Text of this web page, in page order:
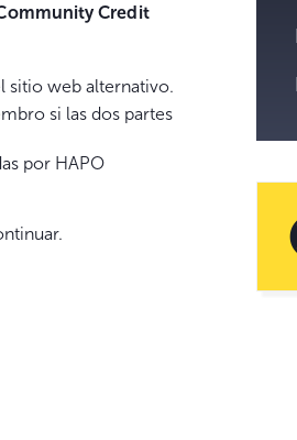
Credit
sitio web alternativo.
si las dos partes
por HAPO